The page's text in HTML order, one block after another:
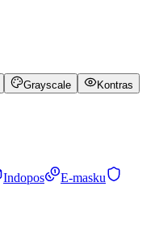
Grayscale Kontras
Indopos
E-masku